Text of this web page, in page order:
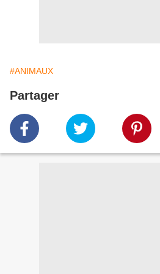
#ANIMAUX
Partager